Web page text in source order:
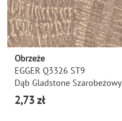
Obrzeże
EGGER Q3326 ST9
Dąb Gladstone Szarobeżowy
2,73 zł